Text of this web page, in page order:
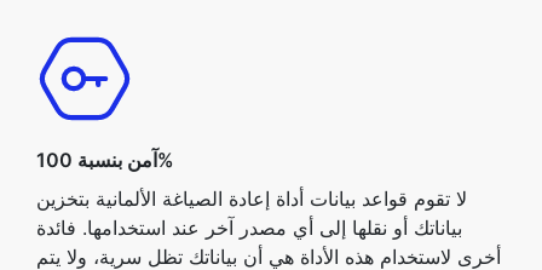
آمن بنسبة 100%
لا تقوم قواعد بيانات أداة إعادة الصياغة الألمانية بتخزين
بياناتك أو نقلها إلى أي مصدر آخر عند استخدامها. فائدة
أخرى لاستخدام هذه الأداة هي أن بياناتك تظل سرية، ولا يتم